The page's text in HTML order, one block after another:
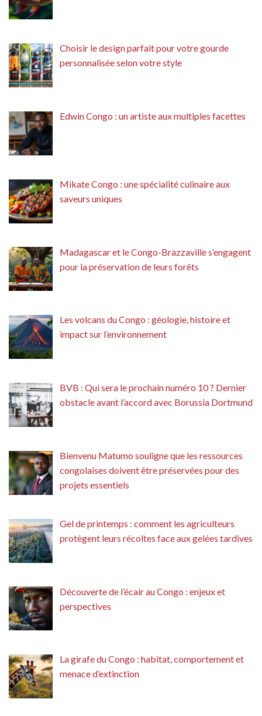
Choisir le design parfait pour votre gourde
personnalisée selon votre style
Edwin Congo : un artiste aux multiples facettes
Mikate Congo : une spécialité culinaire aux
saveurs uniques
Madagascar et le Congo-Brazzaville s’engagent
pour la préservation de leurs forêts
Les volcans du Congo : géologie, histoire et
impact sur l’environnement
BVB : Qui sera le prochain numéro 10 ? Dernier
obstacle avant l’accord avec Borussia Dortmund
Bienvenu Matumo souligne que les ressources
congolaises doivent être préservées pour des
projets essentiels
Gel de printemps : comment les agriculteurs
protègent leurs récoltes face aux gelées tardives
Découverte de l’écair au Congo : enjeux et
perspectives
La girafe du Congo : habitat, comportement et
menace d’extinction